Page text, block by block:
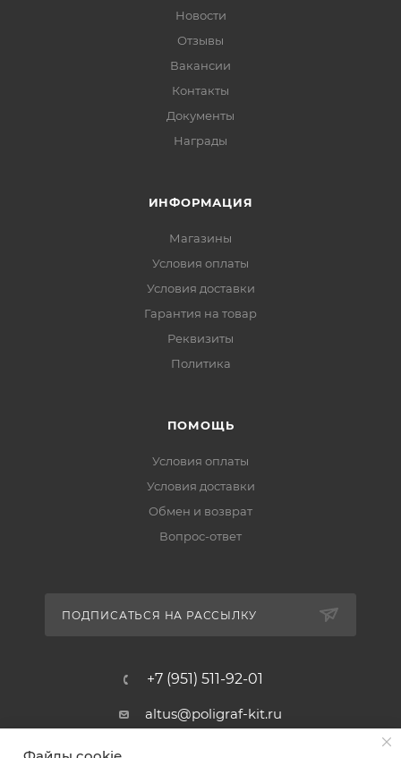
Новости
Отзывы
Вакансии
Контакты
Документы
Награды
ИНФОРМАЦИЯ
Магазины
Условия оплаты
Условия доставки
Гарантия на товар
Реквизиты
Политика
ПОМОЩЬ
Условия оплаты
Условия доставки
Обмен и возврат
Вопрос-ответ
ПОДПИСАТЬСЯ НА РАССЫЛКУ
+7 (951) 511-92-01
altus@poligraf-kit.ru
Магазин-склад ТЦ "Альтус"